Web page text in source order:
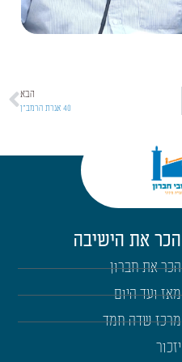
הבא
40 אגרת הרמב"ן
הכר את הישיבה
הכר את חברון
מאז ועד היום
מרכז שדה חמד
יזכור